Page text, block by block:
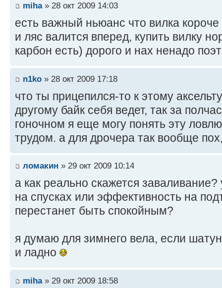
miha» 28 окт 2009 14:03
есть важный ньюанс что вилка
и ляс валится вперед, купить вилку
карбон есть) дорого и нах ненадо
n1ko » 28 окт 2009 17:18
что ты прицепился-то к этому
другому байк себя ведет, так за
гоночном я еще могу понять эту
трудом. а для дрочера так вообще
ломакин » 29 окт 2009 10:14
а как реально скажется
на спусках или эффективность на
перестанет быть спокойным?
я думаю для зимнего вела, если
и ладно
miha» 29 окт 2009 18:58